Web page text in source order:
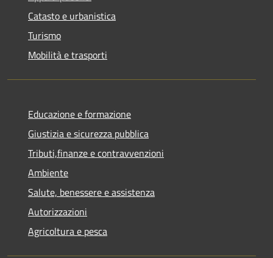
Catasto e urbanistica
Turismo
Mobilità e trasporti
Educazione e formazione
Giustizia e sicurezza pubblica
Tributi,finanze e contravvenzioni
Ambiente
Salute, benessere e assistenza
Autorizzazioni
Agricoltura e pesca